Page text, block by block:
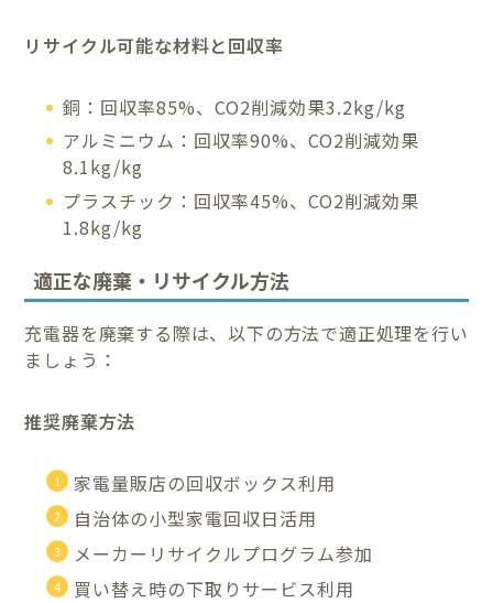
リサイクル可能な材料と回収率
銅：回収率85%、CO2削減効果3.2kg/kg
アルミニウム：回収率90%、CO2削減効果
8.1kg/kg
プラスチック：回収率45%、CO2削減効果
1.8kg/kg
適正な廃棄・リサイクル方法
充電器を廃棄する際は、以下の方法で適正処理を行い
ましょう：
推奨廃棄方法
家電量販店の回収ボックス利用
自治体の小型家電回収日活用
メーカーリサイクルプログラム参加
買い替え時の下取りサービス利用